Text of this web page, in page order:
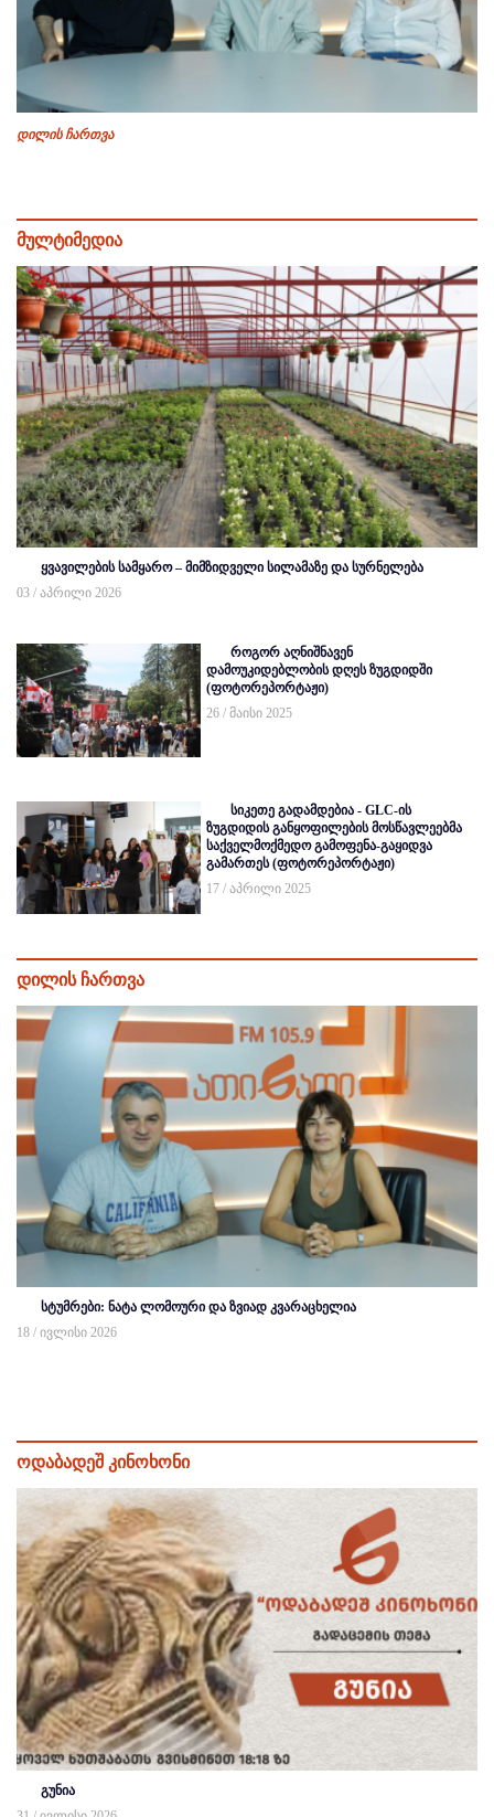
დილის ჩართვა
მულტიმედია
ყვავილების სამყარო – მიმზიდველი სილამაზე და სურნელება
03 / აპრილი 2026
როგორ აღნიშნავენ
დამოუკიდებლობის დღეს ზუგდიდში
(ფოტორეპორტაჟი)
26 / მაისი 2025
სიკეთე გადამდებია - GLC-ის
ზუგდიდის განყოფილების მოსწავლეებმა
საქველმოქმედო გამოფენა-გაყიდვა
გამართეს (ფოტორეპორტაჟი)
17 / აპრილი 2025
დილის ჩართვა
სტუმრები: ნატა ლომოური და ზვიად კვარაცხელია
18 / ივლისი 2026
ოდაბადეშ კინოხონი
გუნია